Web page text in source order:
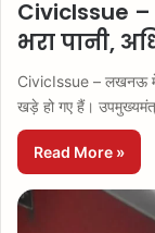
CivicIssue
भरा पानी,
CivicIssue – लखनऊ में
खड़े हो गए हैं।
Read More »